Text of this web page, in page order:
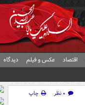
اقتصاد عکس و فیلم دیدگاه
۰ نظر
چاپ